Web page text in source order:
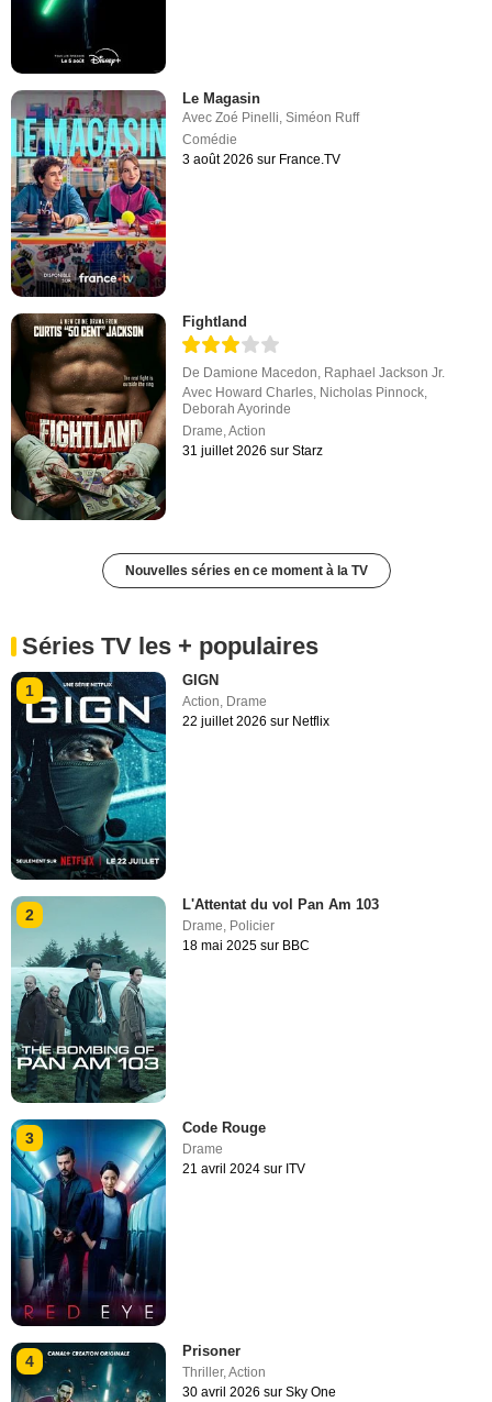
Le Magasin
AvecZoé Pinelli,Siméon Ruff
Comédie
3 août 2026 sur France.TV
Fightland
De Damione Macedon, Raphael Jackson Jr.
Avec Howard Charles, Nicholas Pinnock,
Deborah Ayorinde
Drame,Action
31 juillet 2026 sur Starz
Nouvelles séries en ce moment à la TV
Séries TV les + populaires
1
GIGN
Action, Drame
22 juillet 2026 sur Netflix
2
L'Attentat du vol Pan Am 103
Drame Policier
18 mai 2025 sur BBC
3
Code Rouge
Drame
21 avril 2024 sur ITV
4
Prisoner
Thriller,Action
30 avril 2026 sur Sky One